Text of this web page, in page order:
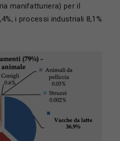
manifatturiera) per il
i processi industriali 8,1%